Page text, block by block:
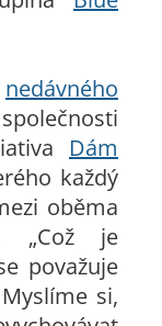
nedávného
Dám
každý
oběma
„Což je
považuje
si,